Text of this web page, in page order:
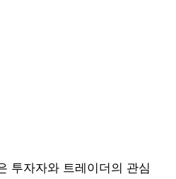
투자자와 트레이더의 관심